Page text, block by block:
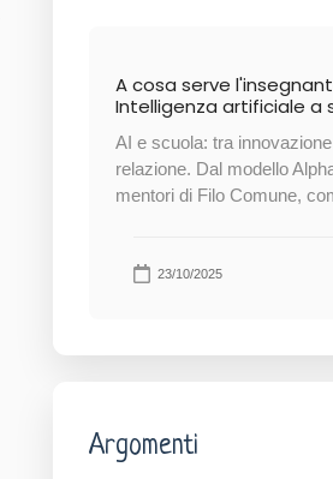
A cosa serve
Intelligenza artificiale a
AI e scuola: tra
relazione. Dal modello
mentori di Filo Comune,
23/10/2025
Argomenti